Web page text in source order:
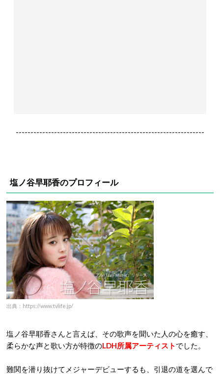
----------------------------------------------------------------
塩ノ谷早耶香のプロフィール
出典：https://www.tvlife.jp/
塩ノ谷早耶香さんと言えば、その歌声を聞いた人の心を癒す、
柔らかな声と歌い方が特徴のLDH所属アーティスト でした。
難関を潜り抜けてメジャーデビューするも、引退の道を選んで